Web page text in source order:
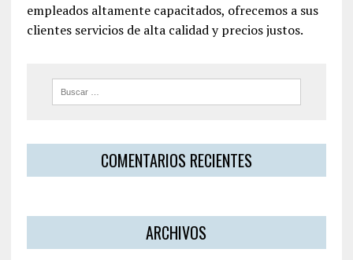
empleados altamente capacitados, ofrecemos a sus
clientes servicios de alta calidad y precios justos.
COMENTARIOS RECIENTES
ARCHIVOS